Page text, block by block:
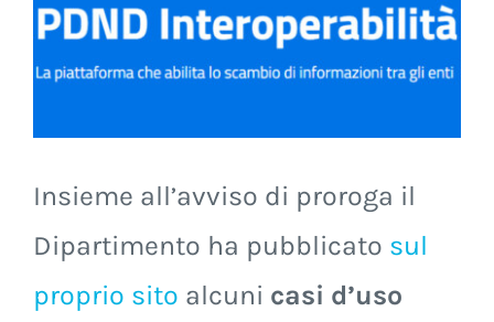
Insieme all’avviso di proroga il
Dipartimento ha pubblicato sul
proprio sito alcuni casi d’uso